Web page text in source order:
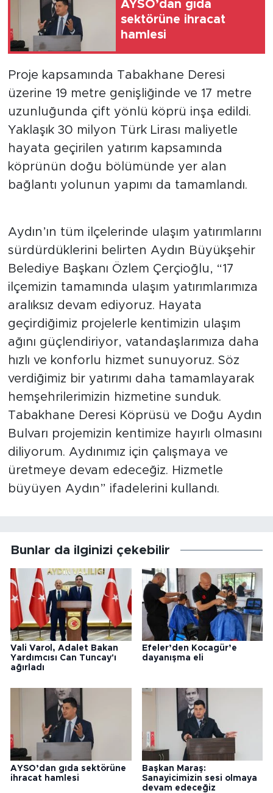
AYSO’dan gıda
sektörüne ihracat
hamlesi
Proje kapsamında Tabakhane Deresi
üzerine 19 metre genişliğinde ve 17 metre
uzunluğunda çift yönlü köprü inşa edildi.
Yaklaşık 30 milyon Türk Lirası maliyetle
hayata geçirilen yatırım kapsamında
köprünün doğu bölümünde yer alan
bağlantı yolunun yapımı da tamamlandı.
Aydın’ın tüm ilçelerinde ulaşım yatırımlarını
sürdürdüklerini belirten Aydın Büyükşehir
Belediye Başkanı Özlem Çerçioğlu, “17
ilçemizin tamamında ulaşım yatırımlarımıza
aralıksız devam ediyoruz. Hayata
geçirdiğimiz projelerle kentimizin ulaşım
ağını güçlendiriyor, vatandaşlarımıza daha
hızlı ve konforlu hizmet sunuyoruz. Söz
verdiğimiz bir yatırımı daha tamamlayarak
hemşehrilerimizin hizmetine sunduk.
Tabakhane Deresi Köprüsü ve Doğu Aydın
Bulvarı projemizin kentimize hayırlı olmasını
diliyorum. Aydınımız için çalışmaya ve
üretmeye devam edeceğiz. Hizmetle
büyüyen Aydın” ifadelerini kullandı.
Bunlar da ilginizi çekebilir
Vali Varol, Adalet Bakan
Yardımcısı Can Tuncay'ı
ağırladı
Efeler’den Kocagür’e
dayanışma eli
AYSO’dan gıda sektörüne
ihracat hamlesi
Başkan Maraş:
Sanayicimizin sesi olmaya
devam edeceğiz